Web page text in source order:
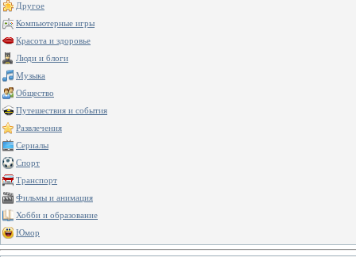
Другое
Компьютерные игры
Красота и здоровье
Люди и блоги
Музыка
Общество
Путешествия и события
Развлечения
Сериалы
Спорт
Транспорт
Фильмы и анимация
Хобби и образование
Юмор